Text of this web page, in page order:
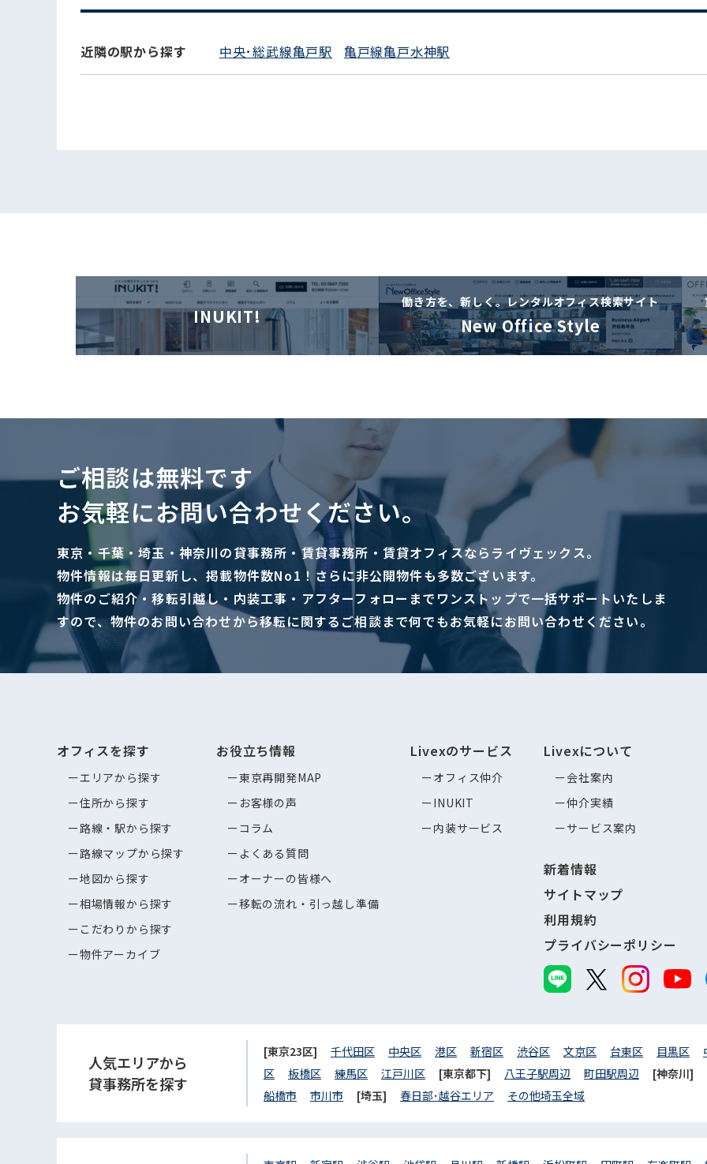
近隣の駅から探す 中央･総武線亀戸駅 亀戸線亀戸水神駅
INUKIT!
働き方を、新しく。レンタルオフィス検索サイト
New Office Style
ご相談は無料です
お気軽にお問い合わせください。
東京・千葉・埼玉・神奈川の貸事務所・賃貸事務所・賃貸オフィスならライヴェックス。
物件情報は毎日更新し、掲載物件数No1！さらに非公開物件も多数ございます。
物件のご紹介・移転引越し・内装工事・アフターフォローまでワンストップで一括サポートいたしま
すので、物件のお問い合わせから移転に関するご相談まで何でもお気軽にお問い合わせください。
オフィスを探す
エリアから探す
住所から探す
路線・駅から探す
路線マップから探す
地図から探す
相場情報から探す
こだわりから探す
物件アーカイブ
お役立ち情報
東京再開発MAP
お客様の声
コラム
よくある質問
オーナーの皆様へ
移転の流れ・引っ越し準備
Livexのサービス
オフィス仲介
INUKIT
内装サービス
Livexについて
会社案内
仲介実績
サービス案内
新着情報
サイトマップ
利用規約
プライバシーポリシー
人気エリアから
貸事務所を探す
[東京23区] 千代田区 中央区 港区 新宿区 渋谷区 文京区 台東区 目黒区
区
板橋区 練馬区 江戸川区 [東京都下] 八王子駅周辺 町田駅周辺 [神奈川]
船橋市
市川市 [埼玉] 春日部･越谷エリア その他埼玉全域